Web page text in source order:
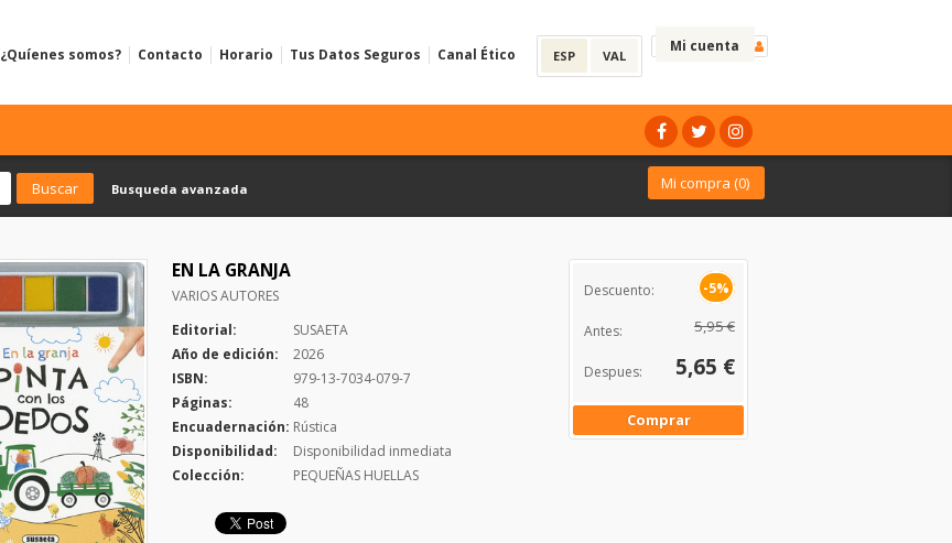
Mi cuenta
ESP VAL
¿Quíenes somos? Contacto Horario Tus Datos Seguros Canal Ético
Busqueda avanzada Mi compra (0)
EN LA GRANJA
VARIOS AUTORES
Editorial:
SUSAETA
Año de edición:
2026
ISBN:
979-13-7034-079-7
Páginas:
48
Encuadernación: Rústica
Disponibilidad:
Disponibilidad inmediata
Colección:
PEQUEÑAS HUELLAS
Descuento: -5%
Antes: 5,95 €
Despues: 5,65 €
Comprar